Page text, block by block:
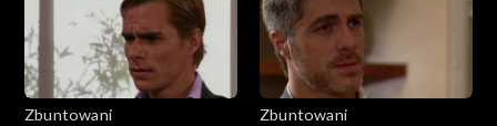
Zbuntowani
Zbuntowani